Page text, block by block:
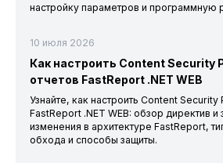
настройку параметров и программную
10 июля 2026
Как настроить Content Security
отчетов FastReport .NET WEB
Узнайте, как настроить Content Security
FastReport .NET WEB: обзор директив и
изменения в архитектуре FastReport,
обхода и способы защиты.